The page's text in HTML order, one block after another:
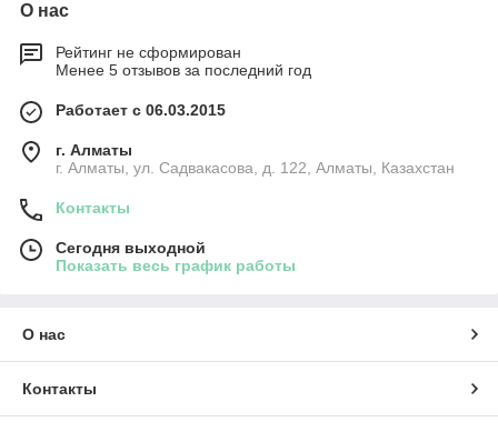
О нас
Рейтинг не сформирован
Менее 5 отзывов за последний год
Работает с 06.03.2015
г. Алматы
г. Алматы, ул. Садвакасова, д. 122, Алматы, Казахстан
Контакты
Сегодня выходной
Показать весь график работы
О нас
Контакты